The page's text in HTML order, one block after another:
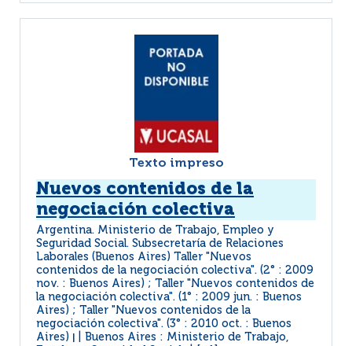
Texto impreso
Nuevos contenidos de la
negociación colectiva
Argentina. Ministerio de Trabajo, Empleo y
Seguridad Social. Subsecretaría de Relaciones
Laborales (Buenos Aires) Taller "Nuevos
contenidos de la negociación colectiva". (2° : 2009
nov. : Buenos Aires) ; Taller "Nuevos contenidos de
la negociación colectiva". (1° : 2009 jun. : Buenos
Aires) ; Taller "Nuevos contenidos de la
negociación colectiva". (3° : 2010 oct. : Buenos
Aires)
Buenos Aires : Ministerio de Trabajo,